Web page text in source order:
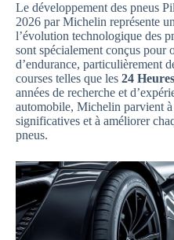
Le développement des pneus
2026 par Michelin représente
l’évolution technologique des
sont spécialement conçus pour
d’endurance, particulièrement
courses telles que les 24
années de recherche et
automobile, Michelin parvient
significatives et à améliorer
pneus.